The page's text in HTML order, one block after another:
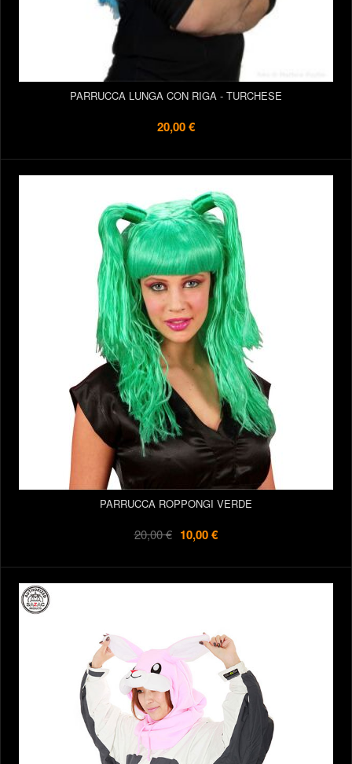
PARRUCCA LUNGA CON RIGA - TURCHESE
20,00 €
PARRUCCA ROPPONGI VERDE
20,00 € 10,00 €